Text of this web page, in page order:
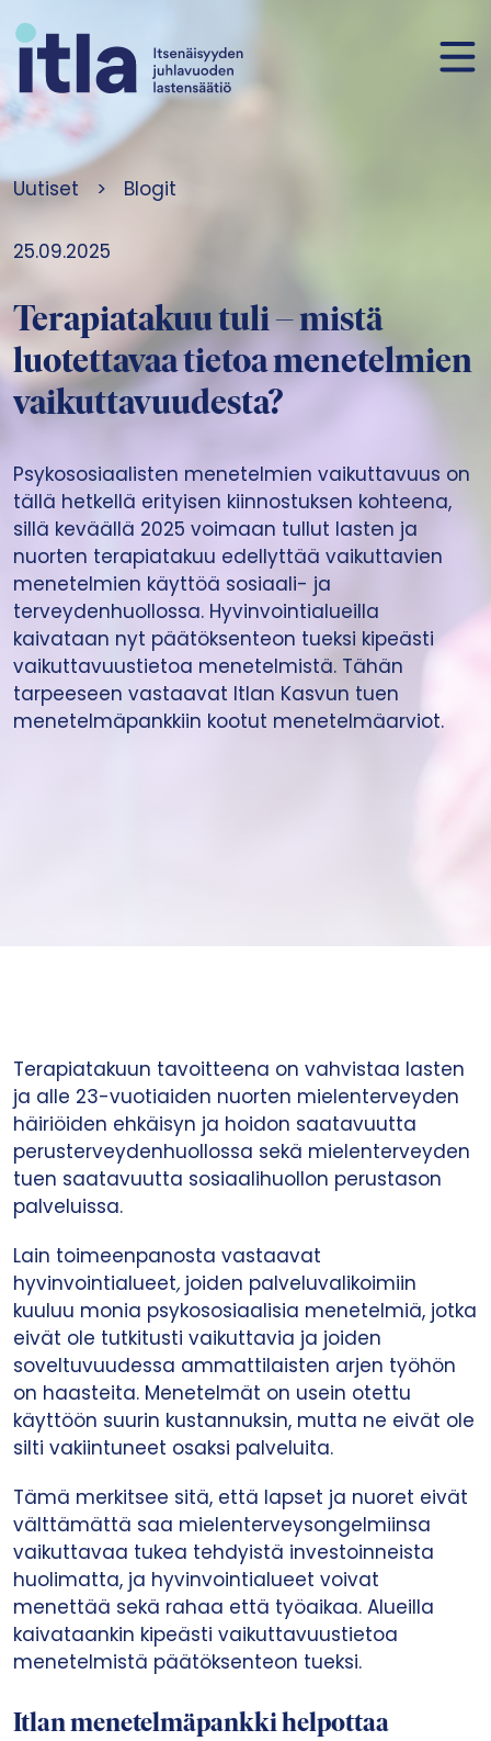
Uutiset > Blogit
25.09.2025
Terapiatakuu tuli – mistä
luotettavaa tietoa menetelmien
vaikuttavuudesta?
Psykososiaalisten menetelmien vaikuttavuus on
tällä hetkellä erityisen kiinnostuksen kohteena,
sillä keväällä 2025 voimaan tullut lasten ja
nuorten terapiatakuu edellyttää vaikuttavien
menetelmien käyttöä sosiaali- ja
terveydenhuollossa. Hyvinvointialueilla
kaivataan nyt päätöksenteon tueksi kipeästi
vaikuttavuustietoa menetelmistä. Tähän
tarpeeseen vastaavat Itlan Kasvun tuen
menetelmäpankkiin kootut menetelmäarviot.
Terapiatakuun tavoitteena on vahvistaa lasten
ja alle 23-vuotiaiden nuorten mielenterveyden
häiriöiden ehkäisyn ja hoidon saatavuutta
perusterveydenhuollossa sekä mielenterveyden
tuen saatavuutta sosiaalihuollon perustason
palveluissa.
Lain toimeenpanosta vastaavat
hyvinvointialueet, joiden palveluvalikoimiin
kuuluu monia psykososiaalisia menetelmiä, jotka
eivät ole tutkitusti vaikuttavia ja joiden
soveltuvuudessa ammattilaisten arjen työhön
on haasteita. Menetelmät on usein otettu
käyttöön suurin kustannuksin, mutta ne eivät ole
silti vakiintuneet osaksi palveluita.
Tämä merkitsee sitä, että lapset ja nuoret eivät
välttämättä saa mielenterveysongelmiinsa
vaikuttavaa tukea tehdyistä investoinneista
huolimatta, ja hyvinvointialueet voivat
menettää sekä rahaa että työaikaa. Alueilla
kaivataankin kipeästi vaikuttavuustietoa
menetelmistä päätöksenteon tueksi.
Itlan menetelmäpankki helpottaa